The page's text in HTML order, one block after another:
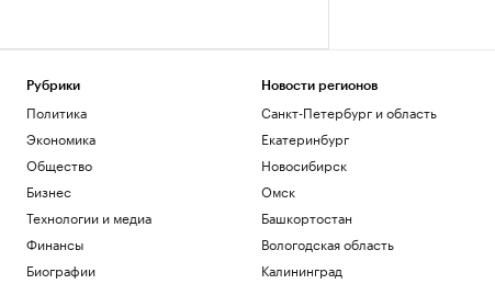
Рубрики
Политика
Экономика
Общество
Бизнес
Технологии и медиа
Финансы
Биографии
Новости регионов
Санкт-Петербург и область
Екатеринбург
Новосибирск
Омск
Башкортостан
Вологодская область
Калининград